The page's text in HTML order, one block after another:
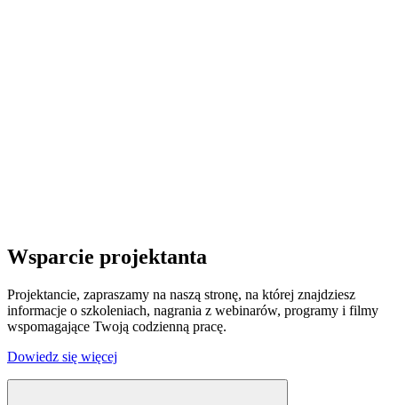
Wsparcie projektanta
Projektancie, zapraszamy na naszą stronę, na której znajdziesz
informacje o szkoleniach, nagrania z webinarów, programy i filmy
wspomagające Twoją codzienną pracę.
Dowiedz się więcej